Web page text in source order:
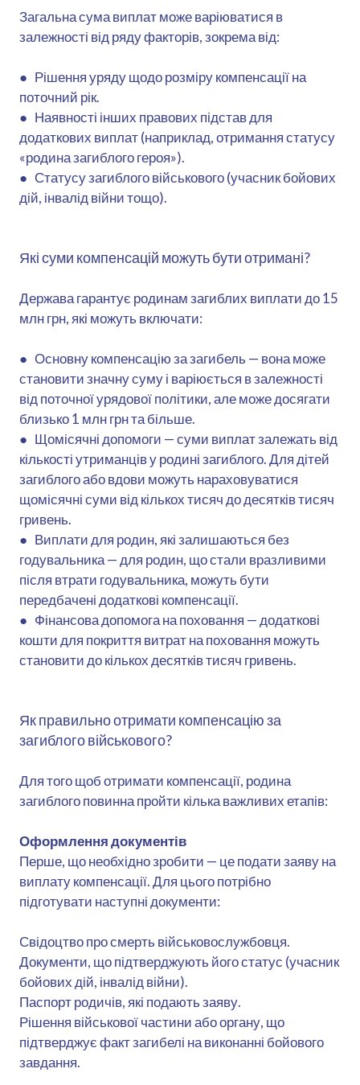
Загальна сума виплат може варіюватися в
залежності від ряду факторів, зокрема від:
● Рішення уряду щодо розміру компенсації на
поточний рік.
● Наявності інших правових підстав для
додаткових виплат (наприклад, отримання статусу
«родина загиблого героя»).
● Статусу загиблого військового (учасник бойових
дій, інвалід війни тощо).
Які суми компенсацій можуть бути отримані?
Держава гарантує родинам загиблих виплати до 15
млн грн, які можуть включати:
● Основну компенсацію за загибель — вона може
становити значну суму і варіюється в залежності
від поточної урядової політики, але може досягати
близько 1 млн грн та більше.
● Щомісячні допомоги — суми виплат залежать від
кількості утриманців у родині загиблого. Для дітей
загиблого або вдови можуть нараховуватися
щомісячні суми від кількох тисяч до десятків тисяч
гривень.
● Виплати для родин, які залишаються без
годувальника — для родин, що стали вразливими
після втрати годувальника, можуть бути
передбачені додаткові компенсації.
● Фінансова допомога на поховання — додаткові
кошти для покриття витрат на поховання можуть
становити до кількох десятків тисяч гривень.
Як правильно отримати компенсацію за
загиблого військового?
Для того щоб отримати компенсації, родина
загиблого повинна пройти кілька важливих етапів:
Оформлення документів
Перше, що необхідно зробити — це подати заяву на
виплату компенсації. Для цього потрібно
підготувати наступні документи:
Свідоцтво про смерть військовослужбовця.
Документи, що підтверджують його статус (учасник
бойових дій, інвалід війни).
Паспорт родичів, які подають заяву.
Рішення військової частини або органу, що
підтверджує факт загибелі на виконанні бойового
завдання.